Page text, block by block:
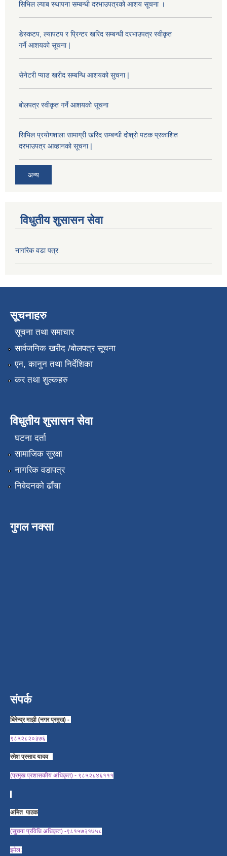
सिभिल ल्याब स्थापना सम्बन्धी दरभाउपत्रको आशय सूचना ।
डेस्कटप, ल्यापटप र प्रिन्टर खरिद सम्बन्धी दरभाउपत्र स्वीकृत
गर्ने आशयको सूचना |
सेनेटरी प्याड खरीद सम्बन्धि आशयको सुचना |
बोलपत्र स्वीकृत गर्ने आशयको सूचना
सिभिल प्रयोगशाला सामाग्री खरिद सम्बन्धी दोश्रो पटक प्रकाशित
दरभाउपत्र आव्हानको सूचना |
अन्य
विधुतीय शुसासन सेवा
नागरिक वडा पत्र
सूचनाहरु
सूचना तथा समाचार
सार्वजनिक खरीद /बोलपत्र सूचना
एन, कानुन तथा निर्देशिका
कर तथा शुल्कहरु
विधुतीय शुसासन सेवा
घटना दर्ता
सामाजिक सुरक्षा
नागरिक वडापत्र
निवेदनको ढाँचा
गुगल नक्सा
संपर्क
बिरेन्द्र माझी (नगर प्रमुख) -
९८५२८२०३७६
रमेश प्रसाद यादव
(प्रमुख प्रशासकीय अधिकृत) - ९८५२८४६१११
अमित पाठक
(सुचना प्रविधि अधिकृत) -९८१५७२१७५८
इमेल: